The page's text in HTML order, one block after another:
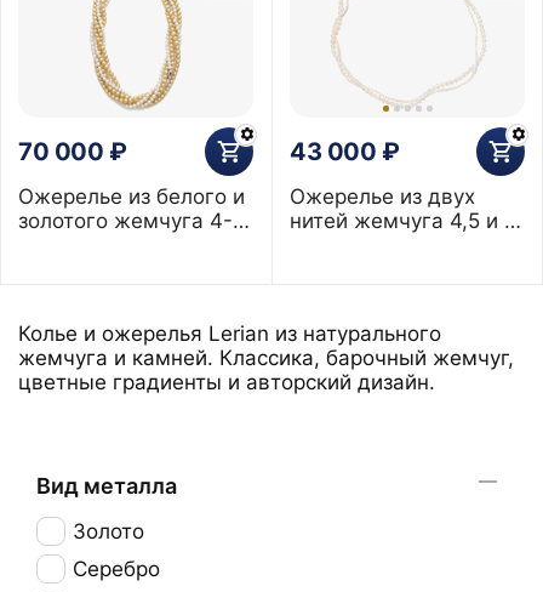
Колье и ожерелья Lerian из натурального
жемчуга и камней. Классика, барочный жемчуг,
цветные градиенты и авторский дизайн.
70 000 ₽
Ожерелье из белого и
золотого жемчуга 4-
43 000 ₽
Ожерелье из двух
нитей жемчуга 4,5 и 2
Вид металла
Золото
Серебро